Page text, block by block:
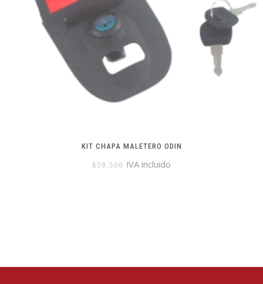
KIT CHAPA MALETERO ODIN
$ 59.500 IVA incluido